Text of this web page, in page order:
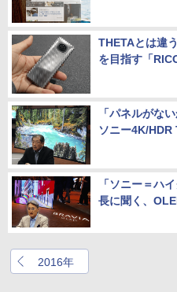
THETAとは違
を目指す「
「パネルがな
ソニー4K/HDR
「ソニー＝ハ
長に聞く、
2016年